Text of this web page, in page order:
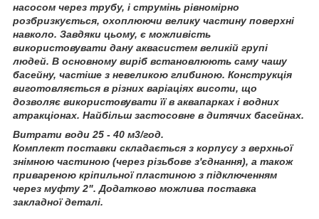
насосом через трубу, і струмінь рівномірно
розбризкується, охоплюючи велику частину поверхні
навколо. Завдяки цьому, є можливість
використовувати дану аквасистем великій групі
людей. В основному виріб встановлюють саму чашу
басейну, частіше з невеликою глибиною. Конструкція
виготовляється в різних варіаціях висоти, що
дозволяє використовувати її в аквапарках і водних
атракціонах. Найбільш застосовне в дитячих басейнах.
Витрати води 25 - 40 м3/год.
Комплект поставки складається з корпусу з верхньої
знімною частиною (через різьбове з'єднання), а також
привареною кріпильної пластиною з підключенням
через муфту 2". Додатково можлива поставка
закладної деталі.